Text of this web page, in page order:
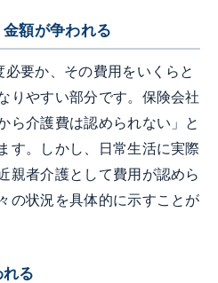
額が争われる
要か、その費用をいくらと
りやすい部分です。保険会社
ら介護費は認められない」と
す。しかし、日常生活に実際
親者介護として費用が認めら
の状況を具体的に示すことが
る